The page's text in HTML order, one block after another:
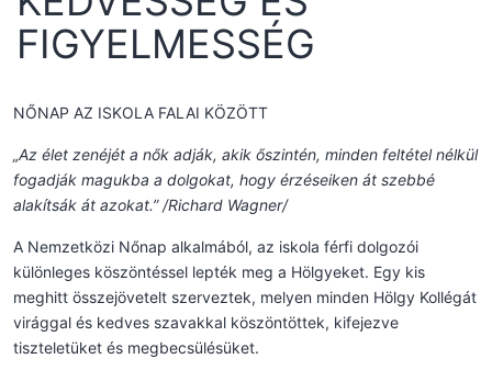
FIGYELMESSÉG
NŐNAP AZ ISKOLA FALAI KÖZÖTT
„Az élet zenéjét a nők adják, akik őszintén, minden feltétel nélkül
fogadják magukba a dolgokat, hogy érzéseiken át szebbé
alakítsák át azokat.” /Richard Wagner/
A Nemzetközi Nőnap alkalmából, az iskola férfi dolgozói
különleges köszöntéssel lepték meg a Hölgyeket. Egy kis
meghitt összejövetelt szerveztek, melyen minden Hölgy Kollégát
virággal és kedves szavakkal köszöntöttek, kifejezve
tiszteletüket és megbecsülésüket.